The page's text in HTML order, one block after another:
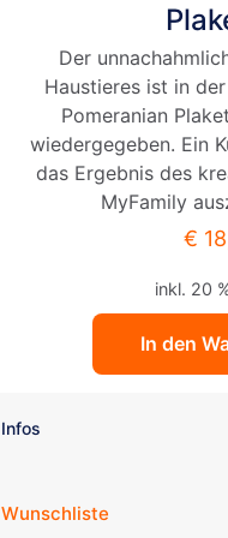
Der
Haustieres ist in
Pomeranian
wiedergegeben. Ein
das Ergebnis des
MyFamily
€
inkl. 20
In den
Infos
Wunschliste